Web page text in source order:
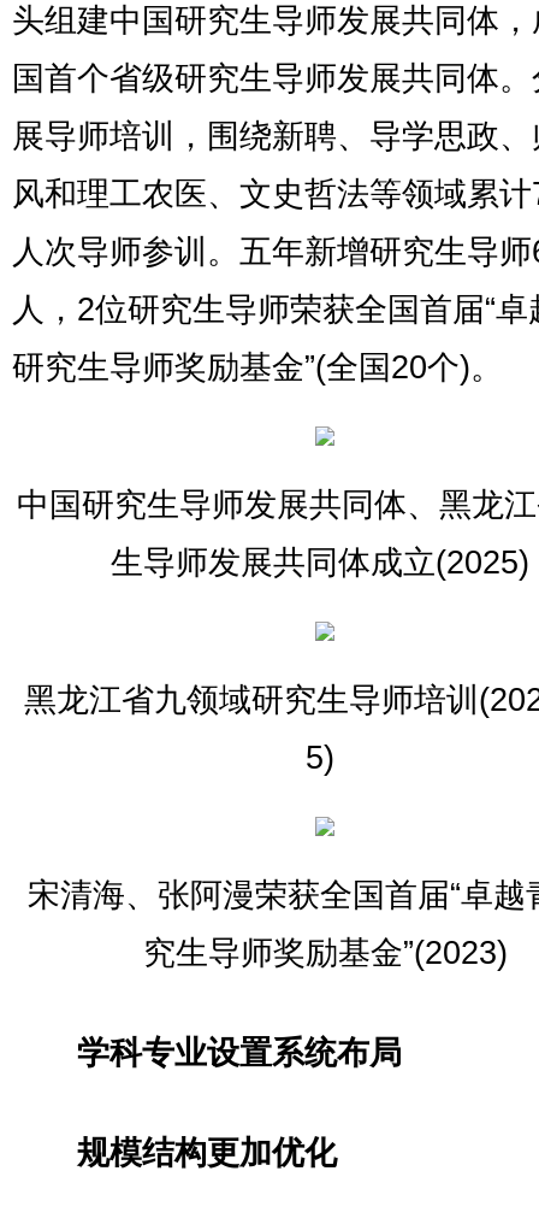
头组建中国研究生导师发展共同体
国首个省级研究生导师发展共同体
展导师培训，围绕新聘、导学思政
风和理工农医、文史哲法等领域累
人次导师参训。五年新增研究生导
人，2位研究生导师荣获全国首届“卓
研究生导师奖励基金”(全国20个)。
中国研究生导师发展共同体、黑龙
生导师发展共同体成立(2025)
黑龙江省九领域研究生导师培训
5)
宋清海、张阿漫荣获全国首届“卓越
究生导师奖励基金”(2023)
学科专业设置系统布局
规模结构更加优化